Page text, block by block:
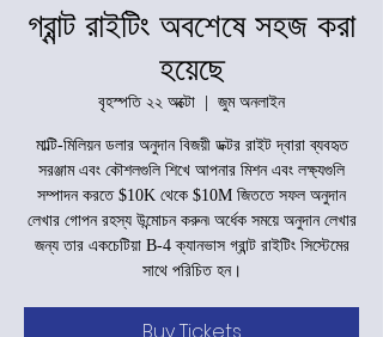
গ্রান্ট রাইটিং অবশেষে সহজ করা
হয়েছে
বৃহস্পতি ২২ অক্টো
  |
জুম অনলাইন
মাল্টি-মিলিয়ন ডলার অনুদান বিজয়ী ডক্টর রাইট দ্বারা ব্যবহৃত
সরঞ্জাম এবং কৌশলগুলি শিখে আপনার মিশন এবং লক্ষ্যগুলি
সম্পাদন করতে $10K থেকে $10M জিততে সফল অনুদান
লেখার গোপন রহস্য উন্মোচন করুন৷ অর্ধেক সময়ে অনুদান লেখার
জন্য তার একচেটিয়া B-4 ক্যানভাস গ্রান্ট রাইটিং সিস্টেমের
সাথে পরিচিত হন।
Buy Tickets